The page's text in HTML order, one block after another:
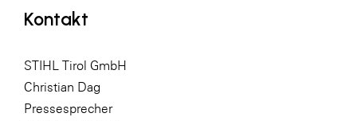
Kontakt
STIHL Tirol GmbH
Christian Dag
Pressesprecher